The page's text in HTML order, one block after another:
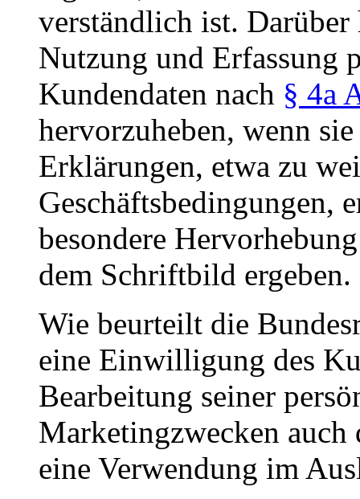
verständlich ist.
Nutzung und Erfassung
Kundendaten nach § 4a
hervorzuheben, wenn
Erklärungen, etwa zu
Geschäftsbedingungen,
besondere
dem Schriftbild ergeben.
Wie beurteilt die
eine Einwilligung des
Bearbeitung seiner
Marketingzwecken auch
eine Verwendung im